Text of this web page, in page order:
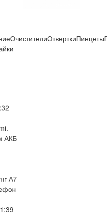
ОчистителиОтверткиПинцеты
АКБ
А7